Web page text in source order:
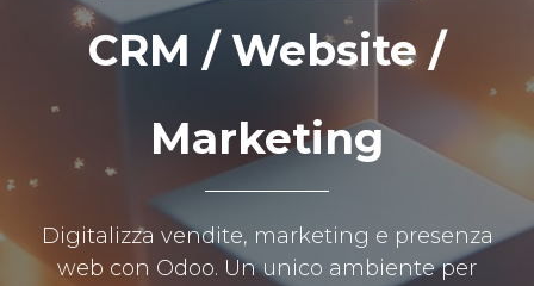
CRM / Website /
Marketing
Digitalizza vendite, marketing e presenza
web con Odoo. Un unico ambiente per